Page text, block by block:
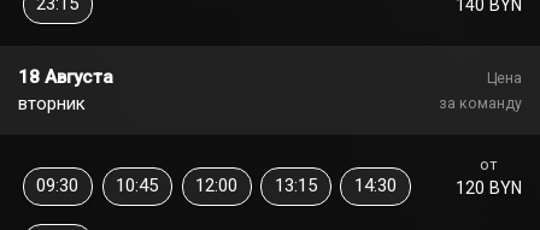
140 BYN
18 Августа
вторник
Цена
за команду
от
120 BYN
09:30 10:45 12:00 13:15 14:30